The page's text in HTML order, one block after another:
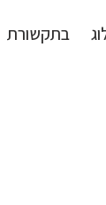
בתקשורת